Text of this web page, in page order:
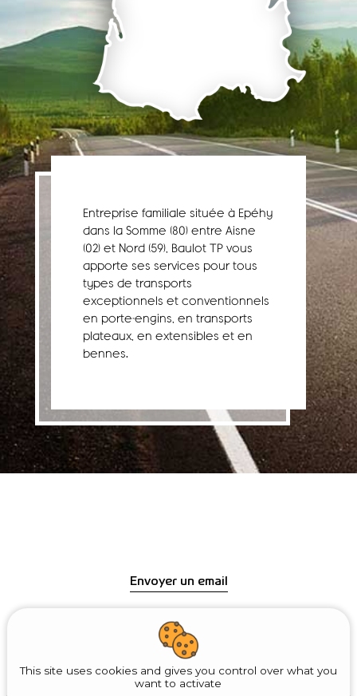
Entreprise familiale située à Epéhy
dans la Somme (80) entre Aisne
(02) et Nord (59), Baulot TP vous
apporte ses services pour tous
types de transports
exceptionnels et conventionnels
en porte-engins, en transports
plateaux, en extensibles et en
bennes.
Envoyer un email
73, RUE RAOUL TROCMÉ - 80740 EPEHY
03 22 86 58 88
This site uses cookies and gives you control over what you
want to activate